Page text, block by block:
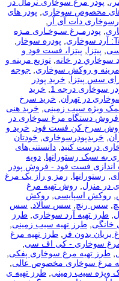
, پودر مرغ سوخاری نرمال در
های مخصوص سوخاری, پودر های
دات آی آر ,
, پودرمـرغ سـوخـاری مـزه
, پودره سوخار ,
, پیتزا, پیتزا، فست فود و
سوخاري در خانه, توزيع مرينه و
مرینه و روکش سوخاری, جوجه
سس پیتزا, خرید پودر
سوخاری درجه 1 , خرید
در تهران, خرید سرخ
ویژه سیب زمینی, خرید هنی
فروش دستگاه مرغ سوخاری در
سرخ کن فست فود, خرید و
, خریدپودرسوخاری, خودتان
درست کنید, دانستنی‌های
به سبک رستورانها, دویه
اندازی فست فود - فروش پودر
, رستورانها, رمز و راز یک مرغ
در منزل, روش تهیه مرغ
, روکش اسپایسی, روکش
, سس رنچ, سس سالاد, سس
, طرز تهیه آرد سوخاری, طرز
خانگی, طرز تهیه سیب زمینی,
بریان بدون فر , طرز تهیه مرغ
مرغ سوخاری - کی اف سی,
, طرز تهیه مرغ سوخاری پفکی,
مرغ سوخاری مخصوص عالی,
ویژه سیب زمینی, طرز تهیه ی